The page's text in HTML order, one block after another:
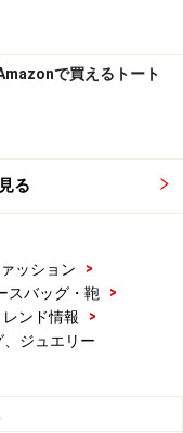
で買えるトート
る
ッション
>
スバッグ・鞄
>
ンド情報
>
ジュエリー